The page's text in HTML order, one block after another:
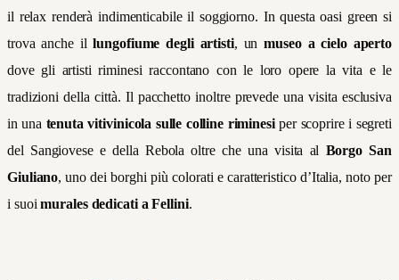
il relax renderà indimenticabile il soggiorno. In questa oasi green si
trova anche illungofiume degli artisti, unmuseo a cielo aperto
dove gli artisti riminesi raccontano con le loro opere la vita e le
tradizioni della città. Il pacchetto inoltre prevede una visita esclusiva
in una tenuta vitivinicola sulle colline riminesiper scoprire i segreti
del Sangiovese e della Rebola oltre che una visita al Borgo San
Giuliano, uno dei borghi più colorati e caratteristico d’Italia, noto per
i suoimurales dedicati a Fellini.